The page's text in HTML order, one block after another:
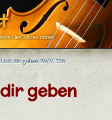
i les seves obres
ich dir geben BWV. 736
geben